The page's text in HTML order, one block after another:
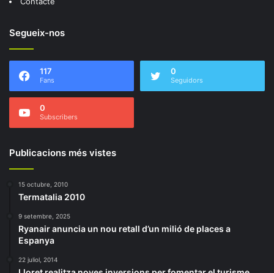
Segueix-nos
117
Fans
0
Seguidors
0
Subscribers
Publicacions més vistes
15 octubre, 2010
Termatalia 2010
9 setembre, 2025
Ryanair anuncia un nou retall d’un milió de places a
Espanya
22 juliol, 2014